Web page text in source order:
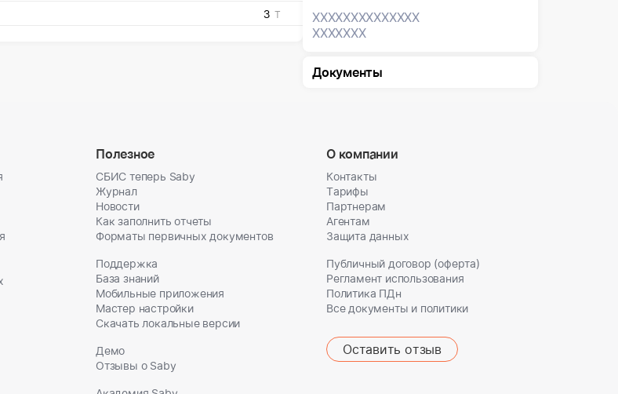
3 Т
XXXXXXXXXXXXXX
XXXXXXX
Документы
Полезное
СБИС теперь Saby
Журнал
Новости
Как заполнить отчеты
Форматы первичных документов
Поддержка
База знаний
Мобильные приложения
Мастер настройки
Скачать локальные версии
Демо
Отзывы о Saby
О компании
Контакты
Тарифы
Партнерам
Агентам
Защита данных
Публичный договор (оферта)
Регламент использования
Политика ПДн
Все документы и политики
Оставить отзыв